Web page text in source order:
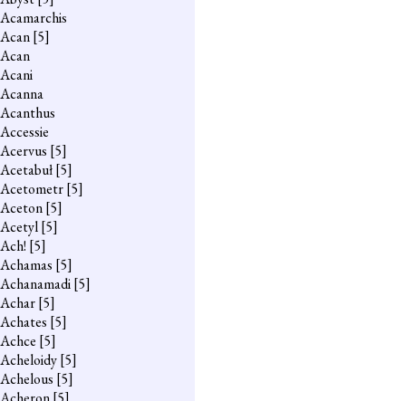
Acamarchis
Acan[5]
Acan
Acani
Acanna
Acanthus
Accessie
Acervus [5]
Acetabuł[5]
Acetometr[5]
Aceton[5]
Acetyl[5]
Ach! [5]
Achamas [5]
Achanamadi[5]
Achar[5]
Achates [5]
Achce [5]
Acheloidy[5]
Achelous [5]